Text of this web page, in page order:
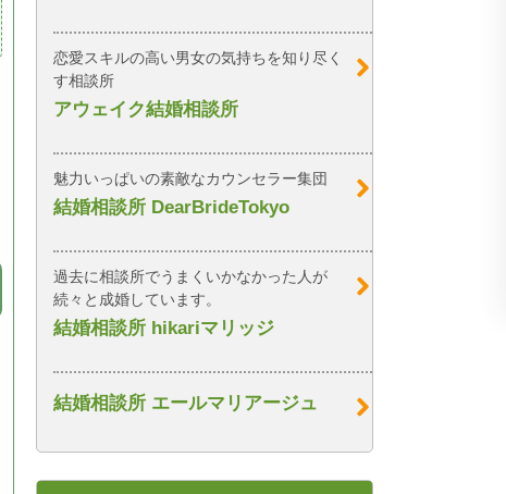
恋愛スキルの高い男女の気持ちを知り尽く
す相談所
アウェイク結婚相談所
魅力いっぱいの素敵なカウンセラー集団
結婚相談所 DearBrideTokyo
過去に相談所でうまくいかなかった人が
続々と成婚しています。
結婚相談所 hikariマリッジ
結婚相談所 エールマリアージュ